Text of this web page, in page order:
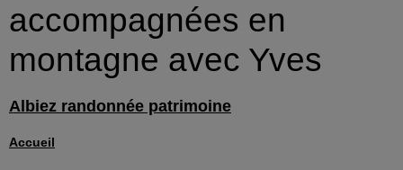
accompagnées en
montagne avec Yves
Albiez randonnée patrimoine
Accueil